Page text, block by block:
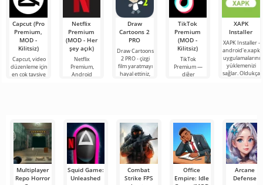
Capcut (Pro
Premium,
MOD -
Kilitsiz)
Capcut, video
düzenleme için
en çok tavsiye
Netflix
Premium
(MOD - Her
şey açık)
Netflix
Premium,
Android
Draw
Cartoons 2
PRO
Draw Cartoons
2 PRO - çizgi
film yaratmayı
hayal ettiniz,
TikTok
Premium
(MOD -
Kilitsiz)
TikTok
Premium —
diğer
sağlayan
XAPK
Installer
XAPK Installer -
android'e.xapk
uygulamalarını
yüklemenizi
sağlar. Oldukça
Multiplayer
Repo Horror
Squid Game:
Unleashed
Combat
Strike FPS
Office
Empire: Idle
Arcane
Defense